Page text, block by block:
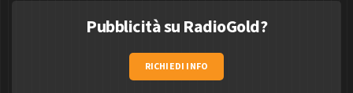
Pubblicità su RadioGold?
RICHIEDI INFO